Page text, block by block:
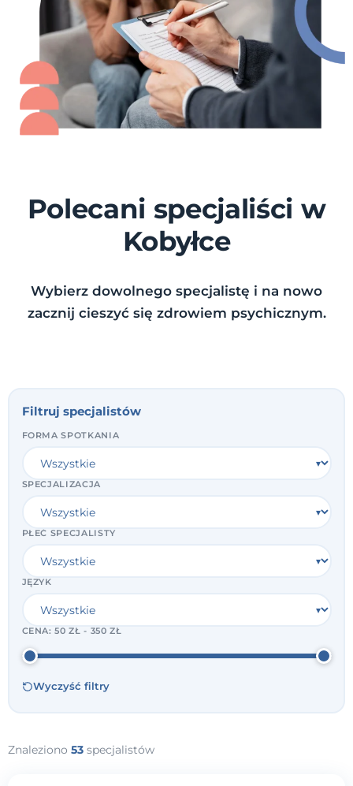
Polecani specjaliści w
Kobyłce
Wybierz dowolnego specjalistę i na nowo
zacznij cieszyć się zdrowiem psychicznym.
Filtruj specjalistów
FORMA SPOTKANIA
SPECJALIZACJA
PŁEĆ SPECJALISTY
JĘZYK
CENA:50 ZŁ - 350 ZŁ
Wyczyść filtry
Znaleziono 53 specjalistów